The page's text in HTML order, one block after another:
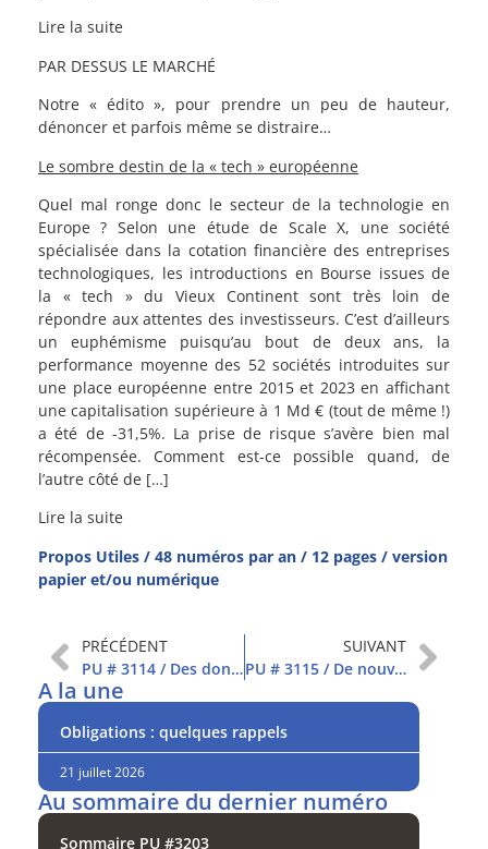
Lire la suite
PAR DESSUS LE MARCHÉ
Notre « édito », pour prendre un peu de hauteur,
dénoncer et parfois même se distraire…
Le sombre destin de la « tech » européenne
Quel mal ronge donc le secteur de la technologie en
Europe ? Selon une étude de Scale X, une société
spécialisée dans la cotation financière des entreprises
technologiques, les introductions en Bourse issues de
la « tech » du Vieux Continent sont très loin de
répondre aux attentes des investisseurs. C’est d’ailleurs
un euphémisme puisqu’au bout de deux ans, la
performance moyenne des 52 sociétés introduites sur
une place européenne entre 2015 et 2023 en affichant
une capitalisation supérieure à 1 Md € (tout de même !)
a été de -31,5%. La prise de risque s’avère bien mal
récompensée. Comment est-ce possible quand, de
l’autre côté de […]
Lire la suite
Propos Utiles / 48 numéros par an / 12 pages / version
papier et/ou numérique
PRÉCÉDENT
PU # 3114 / Des données américaines plus positives
SUIVANT
PU # 3115 / De nouveaux records à Wall Street
A la une
Obligations : quelques rappels
21 juillet 2026
Au sommaire du dernier numéro
Sommaire PU #3203